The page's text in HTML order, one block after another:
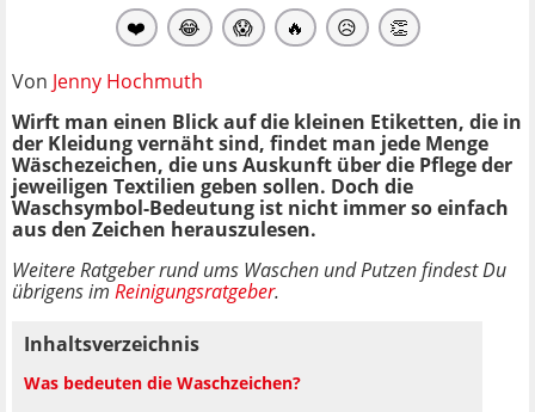
❤️ 😂 😱 🔥 😥 👏
Von Jenny Hochmuth
Wirft man einen Blick auf die kleinen Etiketten, die in
der Kleidung vernäht sind, findet man jede Menge
Wäschezeichen, die uns Auskunft über die Pflege der
jeweiligen Textilien geben sollen. Doch die
Waschsymbol-Bedeutung ist nicht immer so einfach
aus den Zeichen herauszulesen.
Weitere Ratgeber rund ums Waschen und Putzen findest Du
übrigens im Reinigungsratgeber.
Inhaltsverzeichnis
Was bedeuten die Waschzeichen?